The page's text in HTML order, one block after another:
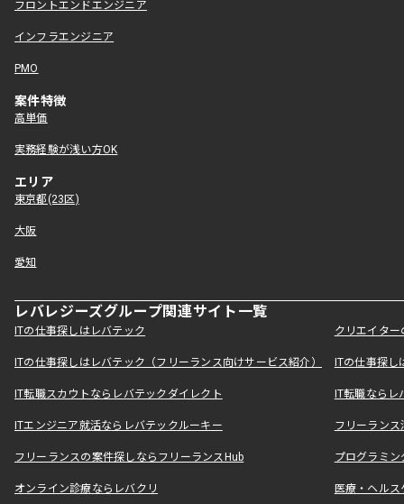
フロントエンドエンジニア
インフラエンジニア
PMO
案件特徴
高単価
実務経験が浅い方OK
エリア
東京都(23区)
大阪
愛知
レバレジーズグループ関連サイト一覧
ITの仕事探しはレバテック クリエイタ
ITの仕事探しはレバテック（フリーランス向けサービス紹介） ITの仕事探
IT転職スカウトならレバテックダイレクト IT転職なら
ITエンジニア就活ならレバテックルーキー フリーラン
フリーランスの案件探しならフリーランスHub プログラミ
オンライン診療ならレバクリ 医療・ヘル